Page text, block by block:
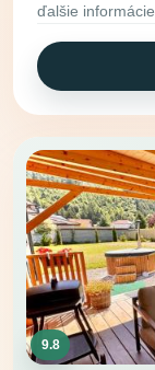
ďalšie informácie.
9.8